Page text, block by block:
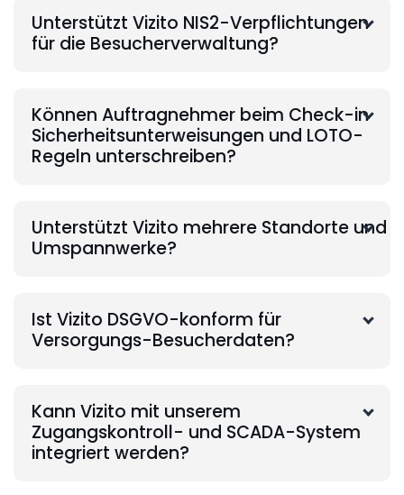
Unterstützt Vizito NIS2-Verpflichtungen
für die Besucherverwaltung?
Können Auftragnehmer beim Check-in
Sicherheitsunterweisungen und LOTO-
Regeln unterschreiben?
Unterstützt Vizito mehrere Standorte und
Umspannwerke?
Ist Vizito DSGVO-konform für
Versorgungs-Besucherdaten?
Kann Vizito mit unserem
Zugangskontroll- und SCADA-System
integriert werden?